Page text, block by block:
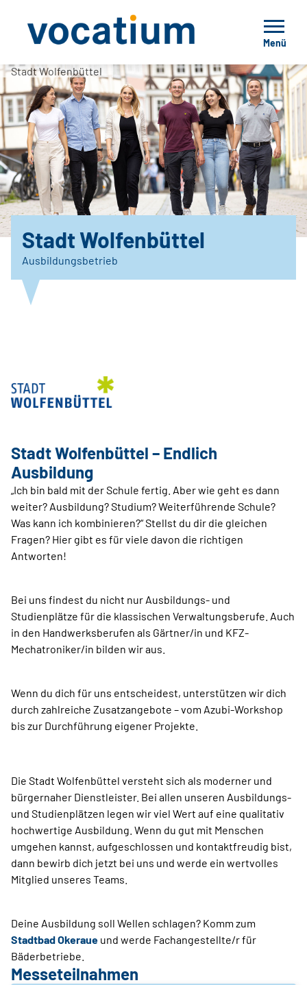
Menü
Stadt Wolfenbüttel
Stadt Wolfenbüttel
Ausbildungsbetrieb
Stadt Wolfenbüttel – Endlich
Ausbildung
„Ich bin bald mit der Schule fertig. Aber wie geht es dann
weiter? Ausbildung? Studium? Weiterführende Schule?
Was kann ich kombinieren?“ Stellst du dir die gleichen
Fragen? Hier gibt es für viele davon die richtigen
Antworten!
Bei uns findest du nicht nur Ausbildungs- und
Studienplätze für die klassischen Verwaltungsberufe. Auch
in den Handwerksberufen als Gärtner/in und KFZ-
Mechatroniker/in bilden wir aus.
Wenn du dich für uns entscheidest, unterstützen wir dich
durch zahlreiche Zusatzangebote – vom Azubi-Workshop
bis zur Durchführung eigener Projekte.
Die Stadt Wolfenbüttel versteht sich als moderner und
bürgernaher Dienstleister. Bei allen unseren Ausbildungs-
und Studienplätzen legen wir viel Wert auf eine qualitativ
hochwertige Ausbildung. Wenn du gut mit Menschen
umgehen kannst, aufgeschlossen und kontaktfreudig bist,
dann bewirb dich jetzt bei uns und werde ein wertvolles
Mitglied unseres Teams.
Deine Ausbildung soll Wellen schlagen? Komm zum
Stadtbad Okeraue und werde Fachangestellte/r für
Bäderbetriebe.
Messeteilnahmen